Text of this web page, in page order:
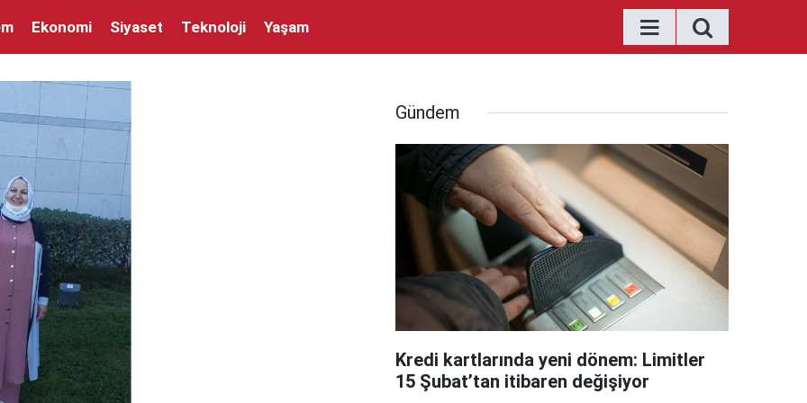
Ekonomi Siyaset Teknoloji Yaşam
Gündem
Kredi kartlarında yeni dönem: Limitler
15 Şubat’tan itibaren değişiyor